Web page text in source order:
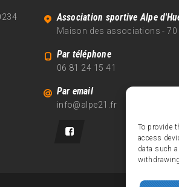
To provide
access
data such
Association sportive Alpe
Maison des associations - 70
Par téléphone
06 81 24 15 41
Par email
info@alpe21.fr